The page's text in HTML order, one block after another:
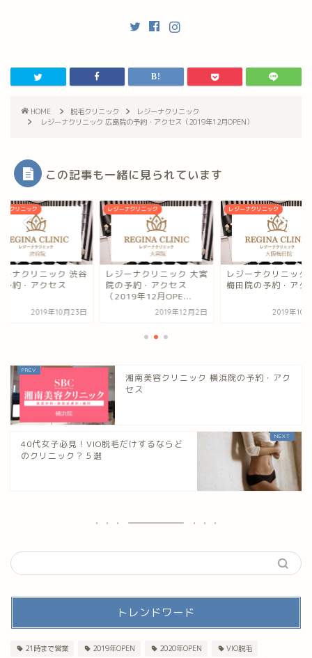
HOME 脱毛クリニック
レジーナクリニック
レジーナクリニック 広島院の予約・アクセス（2019年12月OPEN）
この記事も一緒に見られています
ナクリニック
ーナクリニック 渋谷
予約・アクセス
2019年10月23日
レジーナクリニック
レジーナクリニック 大宮
院の予約・アクセス
（2019年12月OPE...
2019年12月2日
レジーナクリニック
レジーナクリニック
梅田院の予約・アク
2019年10
湘南美容クリニック 横浜院の予約・アク
セス
40代女子必見！VIO脱毛だけするならど
のクリニック？５選
トレンドワード
21時まで営業 2019年OPEN 2020年OPEN VIO脱毛